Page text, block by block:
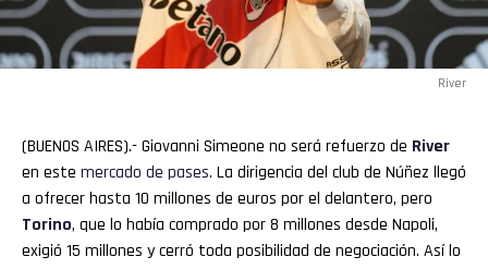
River
(BUENOS AIRES).- Giovanni Simeone no será refuerzo de River
en este mercado de pases. La dirigencia del club de Núñez llegó
a ofrecer hasta 10 millones de euros por el delantero, pero
Torino, que lo había comprado por 8 millones desde Napoli,
exigió 15 millones y cerró toda posibilidad de negociación. Así lo